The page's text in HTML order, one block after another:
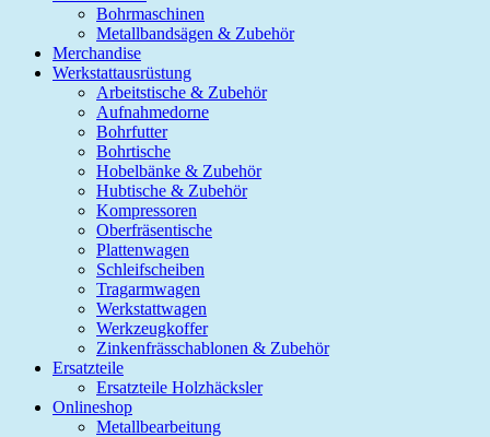
Bohrmaschinen
Metallbandsägen & Zubehör
Merchandise
Werkstattausrüstung
Arbeitstische & Zubehör
Aufnahmedorne
Bohrfutter
Bohrtische
Hobelbänke & Zubehör
Hubtische & Zubehör
Kompressoren
Oberfräsentische
Plattenwagen
Schleifscheiben
Tragarmwagen
Werkstattwagen
Werkzeugkoffer
Zinkenfrässchablonen & Zubehör
Ersatzteile
Ersatzteile Holzhäcksler
Onlineshop
Metallbearbeitung